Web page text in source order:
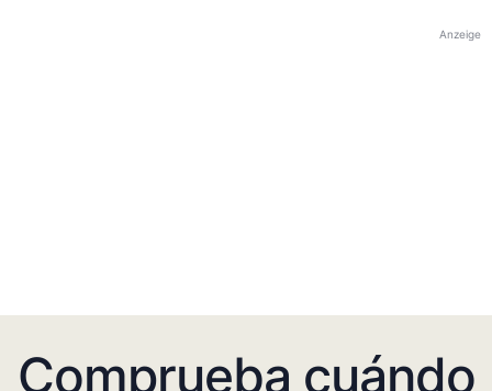
Anzeige
Comprueba cuándo